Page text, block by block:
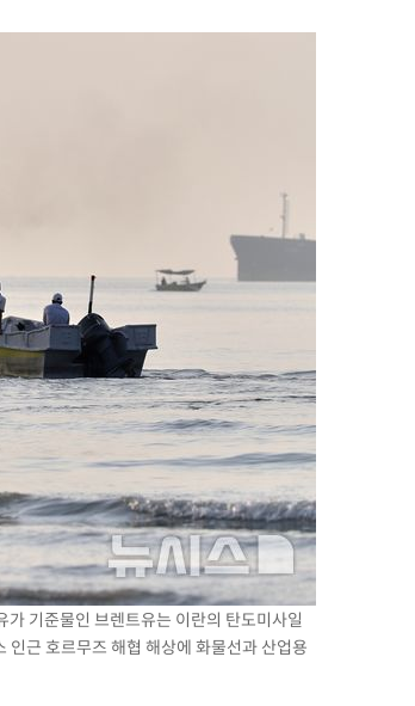
기준물인 브렌트유는 이란의 탄도미사일
근 호르무즈 해협 해상에 화물선과 산업용